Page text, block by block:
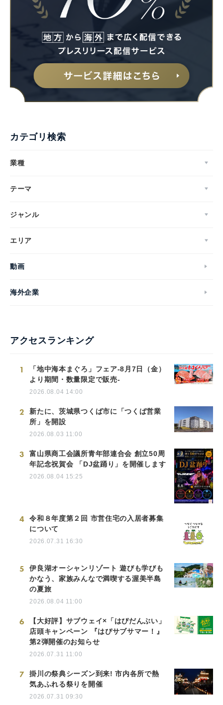
カテゴリ検索
業種
テーマ
ジャンル
エリア
動画
海外企業
アクセスランキング
1
「地中海本まぐろ」フェア-8月7日（金）
より期間・数量限定で販売-
2026.08.04 14:00
2
新たに、茨城県つくば市に「つくば営業
所」を開設
2026.08.03 11:00
3
富山県商工会議所青年部連合会 創立50周
年記念祝賀会 「DJ盆踊り」を開催します
2026.08.04 15:25
4
令和８年度第２回 市営住宅の入居者募集
について
2026.07.31 16:30
5
伊良湖オーシャンリゾート 遊びも学びも
かなう、家族みんなで満喫する渥美半島
の夏旅
2026.08.04 11:00
6
【大好評】サブウェイ×「はぴだんぶい」
店頭キャンペーン 『はぴサブサマー！』
第2弾開催のお知らせ
2026.07.31 11:00
7
掛川の祭典シーズン到来! 市内各所で熱
気あふれる祭りを開催
2026.07.31 09:30
English